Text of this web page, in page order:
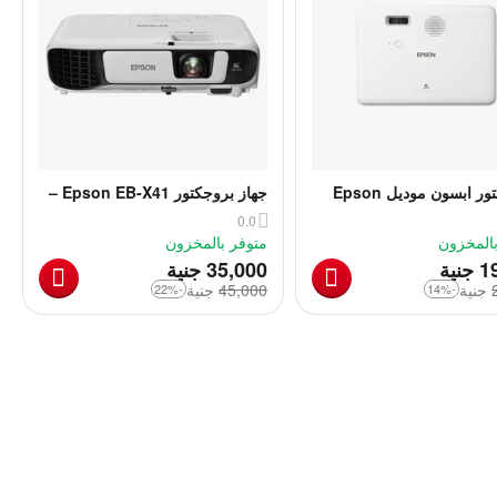
بروجيكتور ابسون موديل Epson
جنية
جنية -14%
جهاز بروجكتور Epson EB-X41 –
دقة عالية وأداء موثوق
0.0
متوفر بالمخزون
جنية35,000
جنية 45,000
-22%